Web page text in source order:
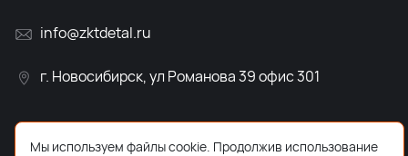
info@zktdetal.ru
г. Новосибирск, ул Романова 39 офис 301
Мы используем файлы cookie. Продолжив использование